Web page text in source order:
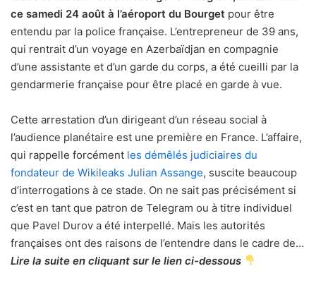
ce samedi 24 août à l’aéroport du Bourget pour être
entendu par la police française. L’entrepreneur de 39 ans,
qui rentrait d’un voyage en Azerbaïdjan en compagnie
d’une assistante et d’un garde du corps, a été cueilli par la
gendarmerie française pour être placé en garde à vue.
Cette arrestation d’un dirigeant d’un réseau social à
l’audience planétaire est une première en France. L’affaire,
qui rappelle forcément les démêlés judiciaires du
fondateur de Wikileaks Julian Assange, suscite beaucoup
d’interrogations à ce stade. On ne sait pas précisément si
c’est en tant que patron de Telegram ou à titre individuel
que Pavel Durov a été interpellé. Mais les autorités
françaises ont des raisons de l’entendre dans le cadre de…
Lire la suite en cliquant sur le lien ci-dessous